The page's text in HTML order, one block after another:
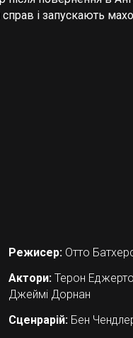
і запускають
Режисер: Отто
Актори: Терон
Джеймі Дорнан
Сценрарій: Бен